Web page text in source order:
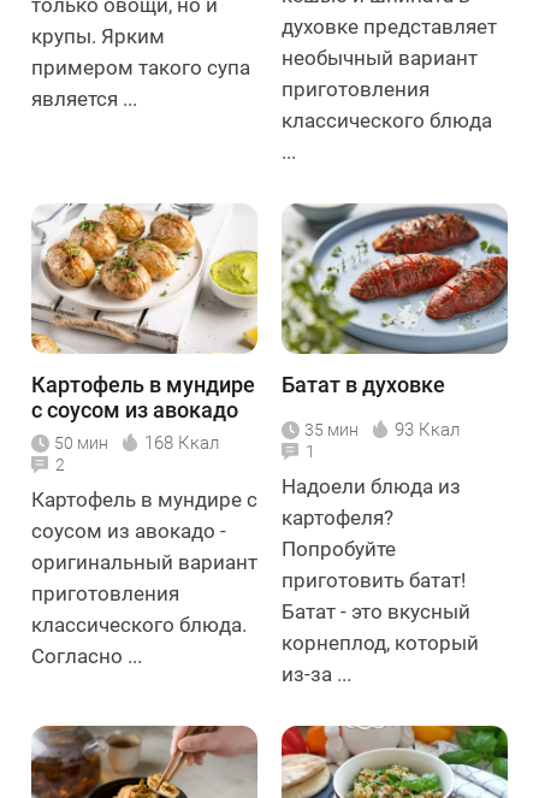
только овощи, но и
крупы. Ярким
примером такого супа
является ...
духовке представляет
необычный вариант
приготовления
классического блюда
...
Картофель в мундире
с соусом из авокадо
50 мин 168 Ккал
2
Картофель в мундире с
соусом из авокадо -
оригинальный вариант
приготовления
классического блюда.
Согласно ...
Батат в духовке
35 мин 93 Ккал
1
Надоели блюда из
картофеля?
Попробуйте
приготовить батат!
Батат - это вкусный
корнеплод, который
из-за ...